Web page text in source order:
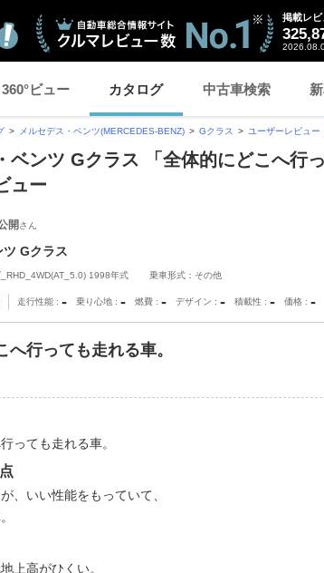
掲載レビ
360°ビュー カタログ 中古車検索
メルセデス・ベンツ(MERCEDES-BENZ) Gクラス ユーザーレビュー
ベンツ Gクラス 「全体的にどこへ行
ュー
開さん
ツ Gクラス
1998年式 乗車形式：その他
走行性能 - 乗り心地 - 燃費 - デザイン - 積載性 - 価格 -
へ行っても走れる車。
っても走れる車。
、いい性能をもっていて、
上高がひくい。